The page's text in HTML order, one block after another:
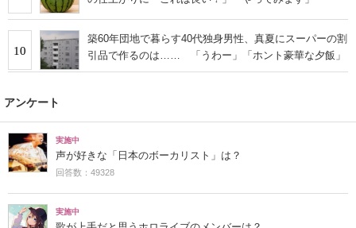
10
築60年団地で暮らす40代独身男性、真夏にスーパーの割
引品で作るのは…… 「うわー」「ホント豪華な夕飯」
アンケート
実施中
声が好きな「日本のボーカリスト」は？
回答数：49328
実施中